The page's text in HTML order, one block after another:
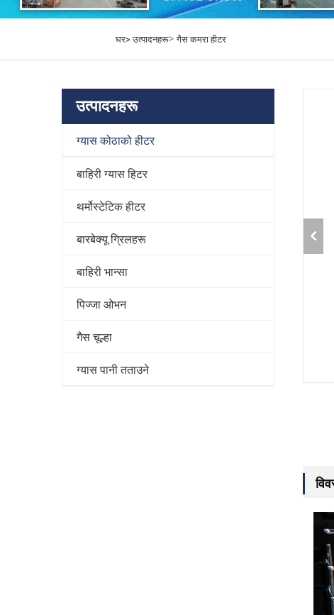
घर>उत्पादनहरू>गैस कमरा हीटर
उत्पादनहरू
ग्यास कोठाको हीटर
बाहिरी ग्यास हिटर
थर्मोस्टेटिक हीटर
बारबेक्यू ग्रिलहरू
बाहिरी भान्सा
पिज्जा ओभन
गैस चूल्हा
ग्यास पानी तताउने